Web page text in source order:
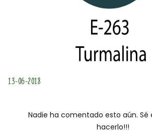
13-06-2018
Nadie ha comentado esto aún. Sé
hacerlo!!!